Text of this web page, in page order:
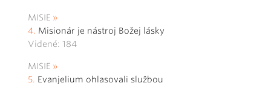
MISIE
Misionár je nástroj Božej lásky
Videné: 184
MISIE
Evanjelium ohlasovali službou